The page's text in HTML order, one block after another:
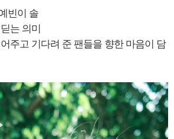
빈이 솔
는 의미
주고 기다려 준 팬들을 향한 마음이 담